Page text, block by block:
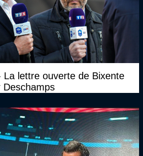
La lettre ouverte de Bixente
Deschamps